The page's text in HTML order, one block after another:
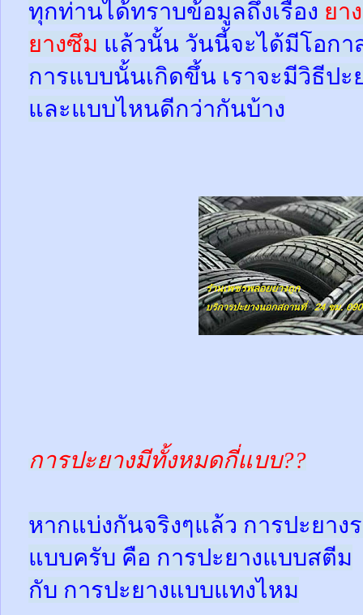
ทุกท่านได้ทราบข้อมูลถึงเรื่อง ยา
ยางซึม แล้วนั้น วันนี้จะได้มีโอกา
การแบบนั้นเกิดขึ้น เราจะมีวิธีปะ
และแบบไหนดีกว่ากันบ้าง
การปะยางมีทั้งหมดกี่แบบ??
หากแบ่งกันจริงๆแล้ว การปะยาง
แบบครับ คือ การปะยางแบบสตีม
กับ การปะยางแบบแทงไหม